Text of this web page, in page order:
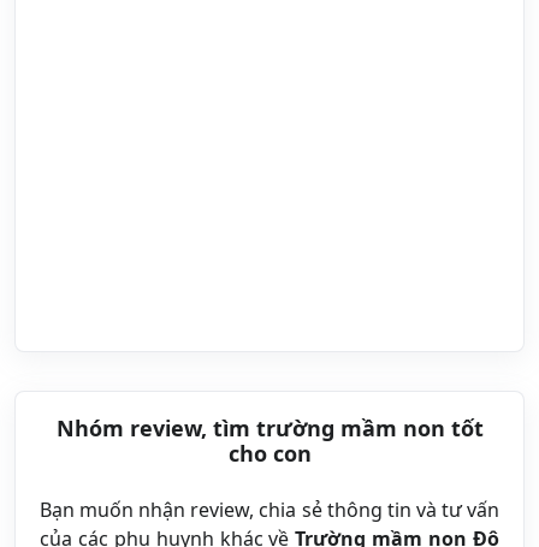
Nhóm review, tìm trường mầm non tốt
cho con
Bạn muốn nhận review, chia sẻ thông tin và tư vấn
của các phụ huynh khác vềTrường mầm non Đô